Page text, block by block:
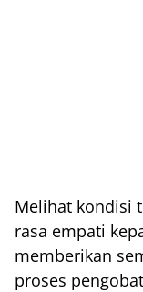
Melihat kondisi
rasa empati
memberikan
proses